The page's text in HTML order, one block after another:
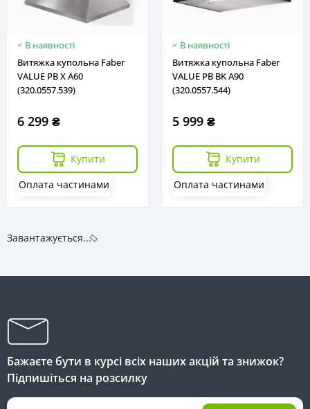
В наявності
Витяжка купольна Faber
VALUE PB X A60
(320.0557.539)
6 299 ₴
Купити
Оплата частинами
В наявності
Витяжка купольна Faber
VALUE PB BK A90
(320.0557.544)
5 999 ₴
Купити
Оплата частинами
Завантажується...
Бажаєте бути в курсі всіх наших акцій та знижок?
Підпишіться на розсилку